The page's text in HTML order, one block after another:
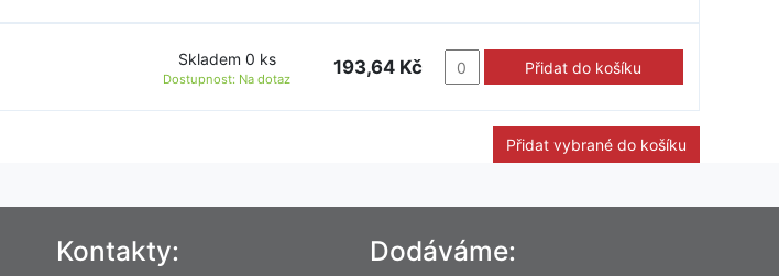
Skladem 0 ks
Dostupnost: Na dotaz
193,64 Kč Přidat do košíku
Přidat vybrané do košíku
Kontakty: Dodáváme: